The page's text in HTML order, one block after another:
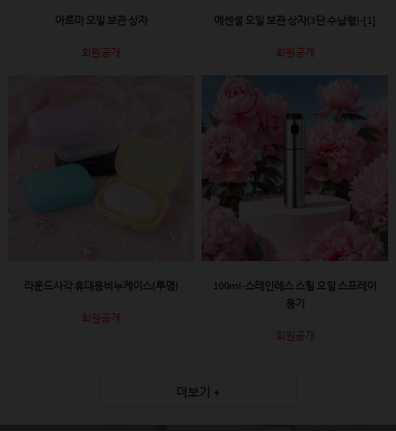
아로마 오일 보관 상자
회원공개
에센셜 오일 보관 상자(3단 수납형)-[1]
회원공개
라운드사각 휴대용비누케이스(투명)
회원공개
100ml-스테인레스 스틸 오일 스프레이
용기
회원공개
더보기 +